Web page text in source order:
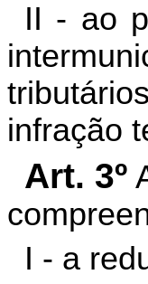
II - ao
infração
Art. 3º
I - a